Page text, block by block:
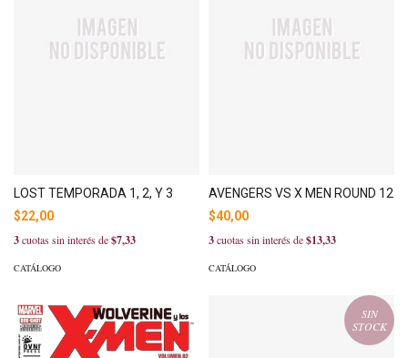
LOST TEMPORADA 1, 2, Y 3
$22,00
3cuotas sin interés de$7,33
CATÁLOGO
AVENGERS VS X MEN ROUND 12
$40,00
3cuotas sin interés de$13,33
CATÁLOGO
SIN
STOCK